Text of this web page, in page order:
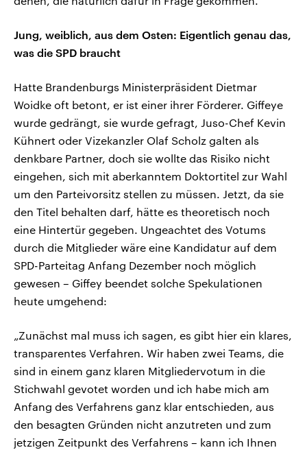
Jung, weiblich, aus dem Osten: Eigentlich genau das,
was die SPD braucht
Hatte Brandenburgs Ministerpräsident Dietmar
Woidke oft betont, er ist einer ihrer Förderer. Giffeye
wurde gedrängt, sie wurde gefragt, Juso-Chef Kevin
Kühnert oder Vizekanzler Olaf Scholz galten als
denkbare Partner, doch sie wollte das Risiko nicht
eingehen, sich mit aberkanntem Doktortitel zur Wahl
um den Parteivorsitz stellen zu müssen. Jetzt, da sie
den Titel behalten darf, hätte es theoretisch noch
eine Hintertür gegeben. Ungeachtet des Votums
durch die Mitglieder wäre eine Kandidatur auf dem
SPD-Parteitag Anfang Dezember noch möglich
gewesen – Giffey beendet solche Spekulationen
heute umgehend:
„Zunächst mal muss ich sagen, es gibt hier ein klares,
transparentes Verfahren. Wir haben zwei Teams, die
sind in einem ganz klaren Mitgliedervotum in die
Stichwahl gevotet worden und ich habe mich am
Anfang des Verfahrens ganz klar entschieden, aus
den besagten Gründen nicht anzutreten und zum
jetzigen Zeitpunkt des Verfahrens – kann ich Ihnen